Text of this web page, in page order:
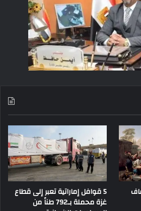
5 قوافل إماراتية تعبر إلى قطاع
غزة محملة بـ792 طناً من